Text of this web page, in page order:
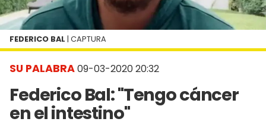
SU PALABRA09-03-2020 20:32
Federico Bal: "Tengo cáncer
en el intestino"
FEDERICO BAL | CAPTURA